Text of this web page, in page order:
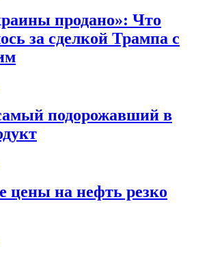
продано»: Что
за сделкой Трампа с
подорожавший в
цены на нефть резко